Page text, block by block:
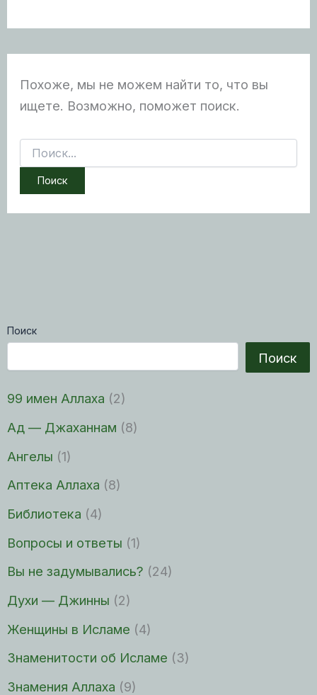
Поиск
Поиск
99 имен Аллаха (2)
Ад — Джаханнам (8)
Ангелы (1)
Аптека Аллаха (8)
Библиотека (4)
Вопросы и ответы (1)
Вы не задумывались? (24)
Духи — Джинны (2)
Женщины в Исламе (4)
Знаменитости об Исламе (3)
Знамения Аллаха (9)
Похоже, мы не можем найти то, что вы
ищете. Возможно, поможет поиск.
Поиск: